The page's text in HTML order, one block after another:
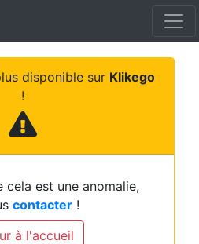
disponible sur Klikego
!
cela est une anomalie,
contacter !
à l'accueil